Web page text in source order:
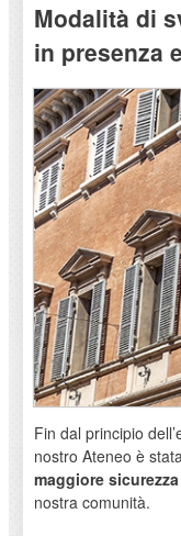
Modalità di
in presenza
Fin dal principio
nostro Ateneo è
maggiore
nostra comunità.